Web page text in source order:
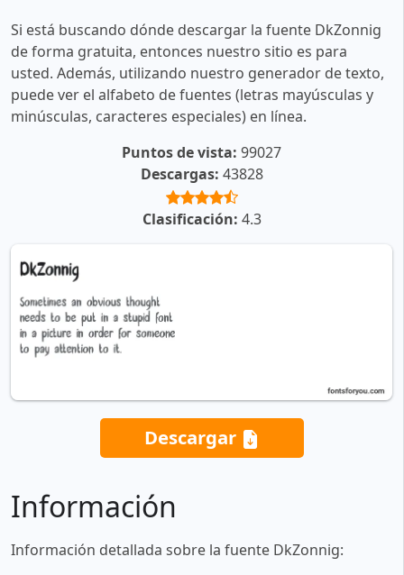
Si está buscando dónde descargar la fuente DkZonnig
de forma gratuita, entonces nuestro sitio es para
usted. Además, utilizando nuestro generador de texto,
puede ver el alfabeto de fuentes (letras mayúsculas y
minúsculas, caracteres especiales) en línea.
Puntos de vista: 99027
Descargas: 43828
Clasificación: 4.3
Descargar
Información
Información detallada sobre la fuente DkZonnig: